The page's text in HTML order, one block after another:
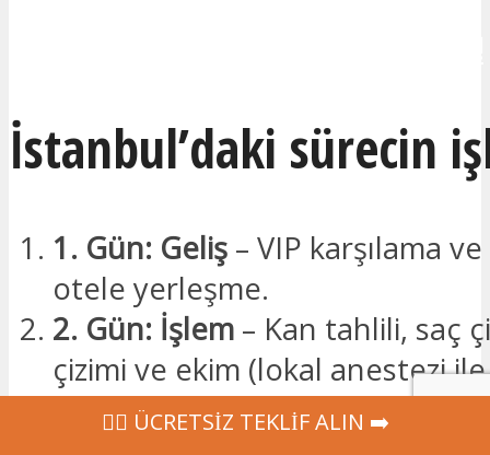
İstanbul’daki sürecin
1. Gün: Geliş – VIP karşılama ve
otele yerleşme.
2. Gün: İşlem – Kan tahlili, saç
çizimi ve ekim (lokal anestezi
3. Gün: Dinlenme– Takip ve
‍👩‍⚕ ÜCRETSİZ TEKLİF ALIN ➡️